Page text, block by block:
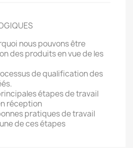
nous pouvons être
des produits en vue de les
de qualification des
étapes de travail
réception
pratiques de travail
de ces étapes